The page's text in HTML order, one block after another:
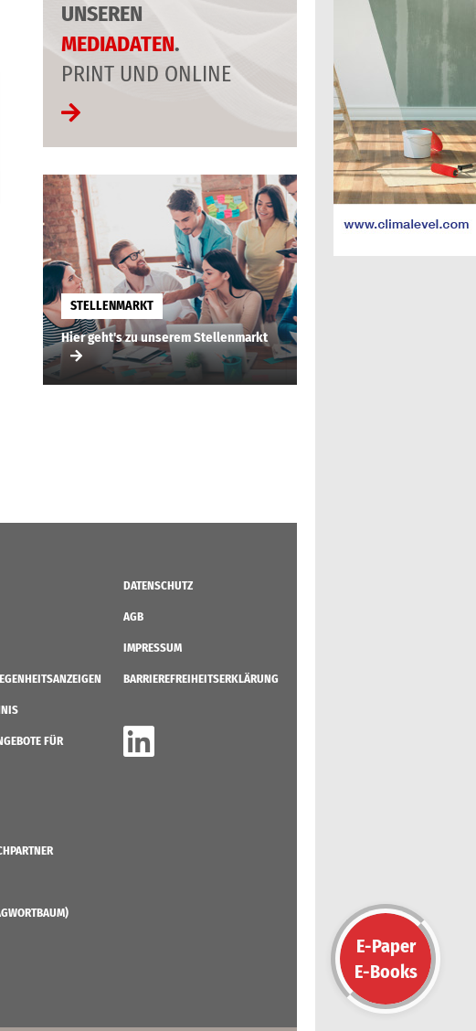
UNSEREN
MEDIADATEN.
PRINT UND ONLINE
STELLENMARKT
Hier geht's zu unserem Stellenmarkt
FÜR
DATENSCHUTZ
AGB
IMPRESSUM
BARRIEREFREIHEITSERKLÄRUNG
E-Paper
E-Books